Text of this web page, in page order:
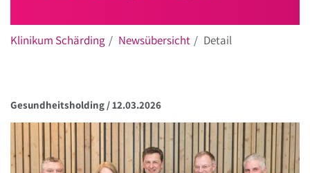
Klinikum Schärding Newsübersicht Detail
Gesundheitsholding /12.03.2026